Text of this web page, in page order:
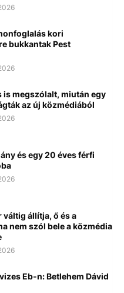
kori
bukkantak Pest
is megszólalt, miután egy
az új közmédiából
és egy 20 éves férfi
váltig állítja, ő és a
nem szól bele a közmédia
Eb-n: Betlehem Dávid